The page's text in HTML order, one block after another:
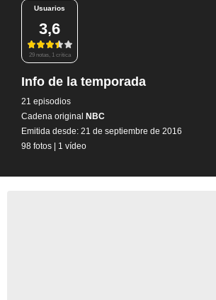
Usuarios
3,6
29 notas, 1 crítica
Info de la temporada
21 episodios
Cadena original NBC
Emitida desde: 21 de septiembre de 2016
98 fotos | 1 vídeo